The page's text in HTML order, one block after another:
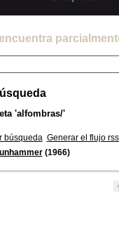
'alfombras/'
búsqueda Generar el flujo
(1966)